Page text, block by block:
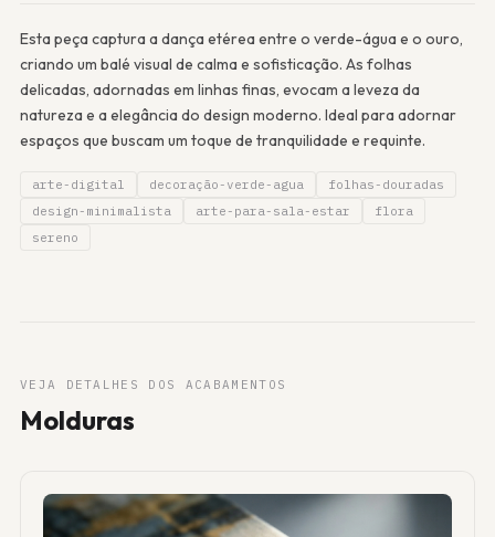
Esta peça captura a dança etérea entre o verde-água e o ouro,
criando um balé visual de calma e sofisticação. As folhas
delicadas, adornadas em linhas finas, evocam a leveza da
natureza e a elegância do design moderno. Ideal para adornar
espaços que buscam um toque de tranquilidade e requinte.
arte-digital decoração-verde-agua
folhas-douradas
design-minimalista
arte-para-sala-estar
flora
sereno
VEJA DETALHES DOS ACABAMENTOS
Molduras